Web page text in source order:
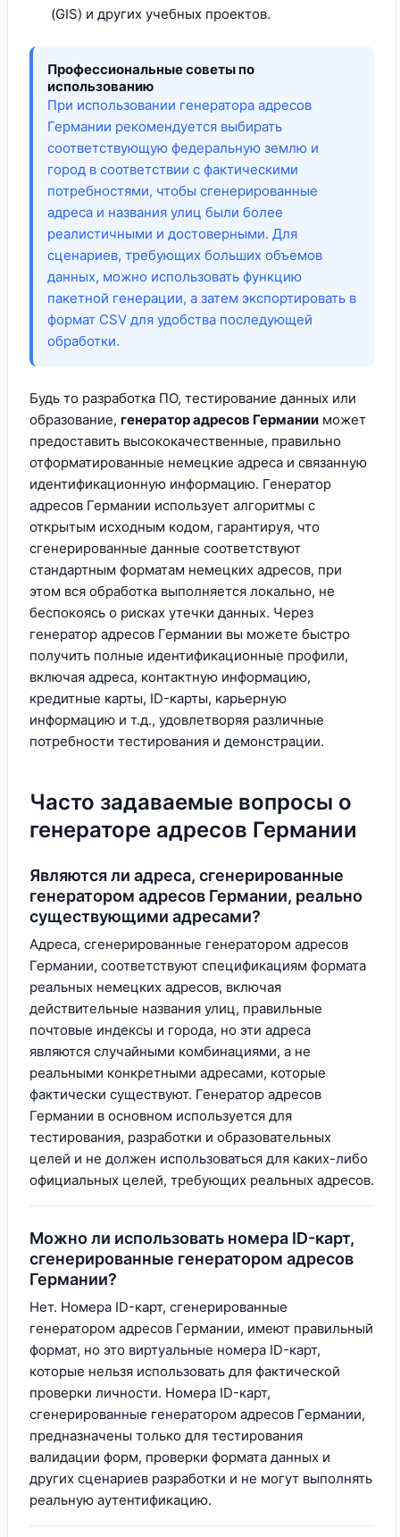
(GIS) и других учебных проектов.
Профессиональные советы по
использованию
При использовании генератора адресов
Германии рекомендуется выбирать
соответствующую федеральную землю и
город в соответствии с фактическими
потребностями, чтобы сгенерированные
адреса и названия улиц были более
реалистичными и достоверными. Для
сценариев, требующих больших объемов
данных, можно использовать функцию
пакетной генерации, а затем экспортировать в
формат CSV для удобства последующей
обработки.
Будь то разработка ПО, тестирование данных или
образование, генератор адресов Германии может
предоставить высококачественные, правильно
отформатированные немецкие адреса и связанную
идентификационную информацию. Генератор
адресов Германии использует алгоритмы с
открытым исходным кодом, гарантируя, что
сгенерированные данные соответствуют
стандартным форматам немецких адресов, при
этом вся обработка выполняется локально, не
беспокоясь о рисках утечки данных. Через
генератор адресов Германии вы можете быстро
получить полные идентификационные профили,
включая адреса, контактную информацию,
кредитные карты, ID-карты, карьерную
информацию и т.д., удовлетворяя различные
потребности тестирования и демонстрации.
Часто задаваемые вопросы о
генераторе адресов Германии
Являются ли адреса, сгенерированные
генератором адресов Германии, реально
существующими адресами?
Адреса, сгенерированные генератором адресов
Германии, соответствуют спецификациям формата
реальных немецких адресов, включая
действительные названия улиц, правильные
почтовые индексы и города, но эти адреса
являются случайными комбинациями, а не
реальными конкретными адресами, которые
фактически существуют. Генератор адресов
Германии в основном используется для
тестирования, разработки и образовательных
целей и не должен использоваться для каких-либо
официальных целей, требующих реальных адресов.
Можно ли использовать номера ID-карт,
сгенерированные генератором адресов
Германии?
Нет. Номера ID-карт, сгенерированные
генератором адресов Германии, имеют правильный
формат, но это виртуальные номера ID-карт,
которые нельзя использовать для фактической
проверки личности. Номера ID-карт,
сгенерированные генератором адресов Германии,
предназначены только для тестирования
валидации форм, проверки формата данных и
других сценариев разработки и не могут выполнять
реальную аутентификацию.